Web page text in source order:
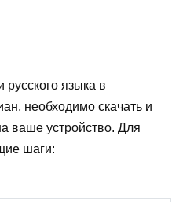
языка в
необходимо скачать и
ваше устройство. Для
шаги: